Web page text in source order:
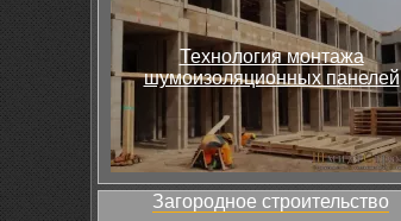
Технология монтажа
шумоизоляционных панелей
Загородное строительство